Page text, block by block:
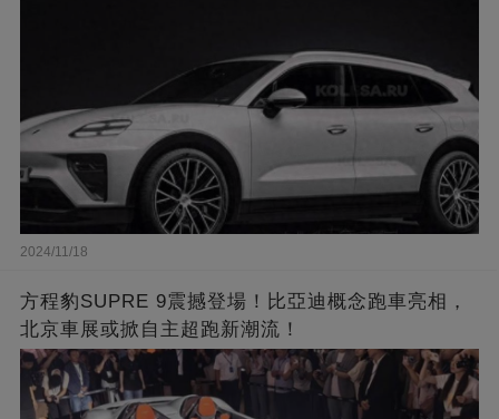
2024/11/18
方程豹SUPRE 9震撼登場！比亞迪概念跑車亮相，
北京車展或掀自主超跑新潮流！